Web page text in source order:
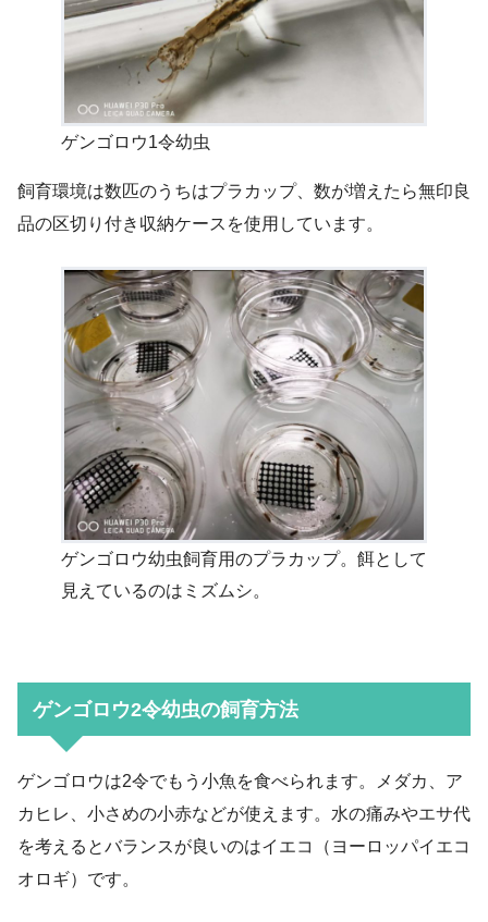
ゲンゴロウ1令幼虫
飼育環境は数匹のうちはプラカップ、数が増えたら無印良
品の区切り付き収納ケースを使用しています。
ゲンゴロウ幼虫飼育用のプラカップ。餌として
見えているのはミズムシ。
ゲンゴロウ2令幼虫の飼育方法
ゲンゴロウは2令でもう小魚を食べられます。メダカ、ア
カヒレ、小さめの小赤などが使えます。水の痛みやエサ代
を考えるとバランスが良いのはイエコ（ヨーロッパイエコ
オロギ）です。